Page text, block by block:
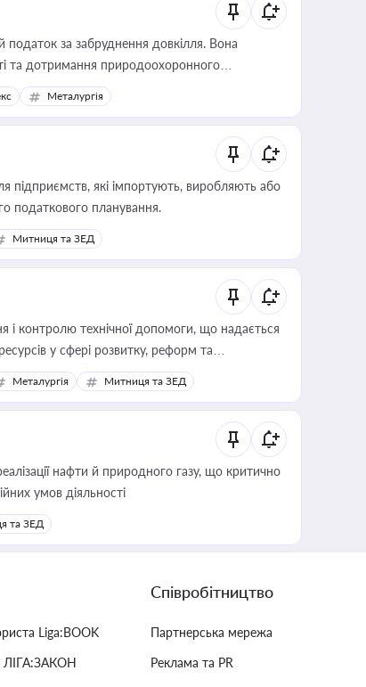
податок за забруднення довкілля. Вона
та дотримання природоохоронного
Металургія
підприємств, які імпортують, виробляють або
податкового планування.
Митниця та ЗЕД
і контролю технічної допомоги, що надається
у сфері розвитку, реформ та
Металургія Митниця та ЗЕД
нафти й природного газу, що критично
умов діяльності
та ЗЕД
Liga:BOOK
ЛІГА:ЗАКОН
Співробітництво
Партнерська мережа
Реклама та PR